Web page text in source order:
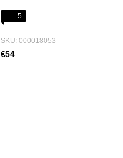
5
SKU: 000018053
€54